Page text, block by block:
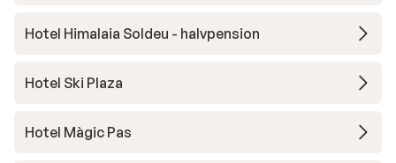
Hotel Himalaia Soldeu - halvpension
Hotel Ski Plaza
Hotel Màgic Pas